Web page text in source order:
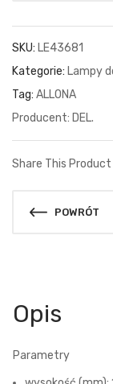
SKU: LE43681
Kategorie: Lampy
Tag: ALLONA
DEL.
Share This Product
POWRÓT
Opis
Parametry